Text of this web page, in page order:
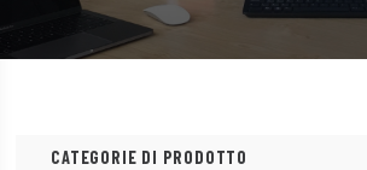
CATEGORIE DI PRODOTTO